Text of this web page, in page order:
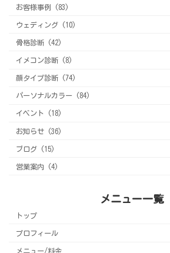
お客様事例 (83)
ウェディング (10)
骨格診断 (42)
イメコン診断 (8)
顔タイプ診断 (74)
パーソナルカラー (84)
イベント (18)
お知らせ (36)
ブログ (15)
営業案内 (4)
メニュー一覧
トップ
プロフィール
メニュー/料金